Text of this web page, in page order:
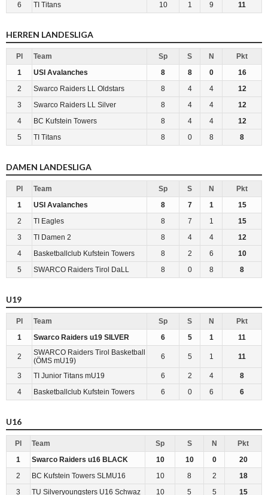
6 TI Titans 10 1 9 11
HERREN LANDESLIGA
Pl Team Sp S N
Pkt
1
USI Avalanches 8 8 0
16
2
Swarco Raiders LL Oldstars 8 4 4
12
3
Swarco Raiders LL Silver 8 4 4
12
4
BC Kufstein Towers 8 4 4
12
5
TI Titans 8 0 8 8
DAMEN LANDESLIGA
Pl Team Sp S N
Pkt
1
USI Avalanches 8 7 1
15
2
TI Eagles 8 7 1
15
3
TI Damen 2 8 4 4
12
4
Basketballclub Kufstein Towers 8 2 6
10
5
SWARCO Raiders Tirol DaLL 8 0 8 8
U19
Pl Team Sp S N
Pkt
1
Swarco Raiders u19 SILVER 6 5 1 11
2
SWARCO Raiders Tirol Basketball
(ÖMS mU19)
6 5 1 11
3 TI Junior Titans mU19 6 2 4
8
4
Basketballclub Kufstein Towers 6 0 6 6
U16
Pl Team Sp S N
Pkt
1
Swarco Raiders u16 BLACK 10 10 0
20
2
BC Kufstein Towers SLMU16 10 8 2
18
3
TU Silveryoungsters U16 Schwaz 10 5 5
15